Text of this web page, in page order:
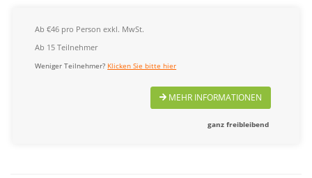
Ab €46 pro Person exkl. MwSt.
Ab 15 Teilnehmer
Weniger Teilnehmer? Klicken Sie bitte hier
MEHR INFORMATIONEN
ganz freibleibend